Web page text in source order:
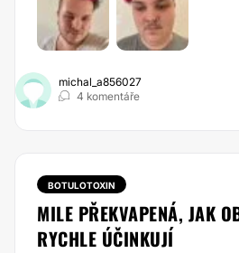
michal_a856027
4 komentáře
BOTULOTOXIN
MILE PŘEKVAPENÁ, JAK
RYCHLE ÚČINKUJÍ